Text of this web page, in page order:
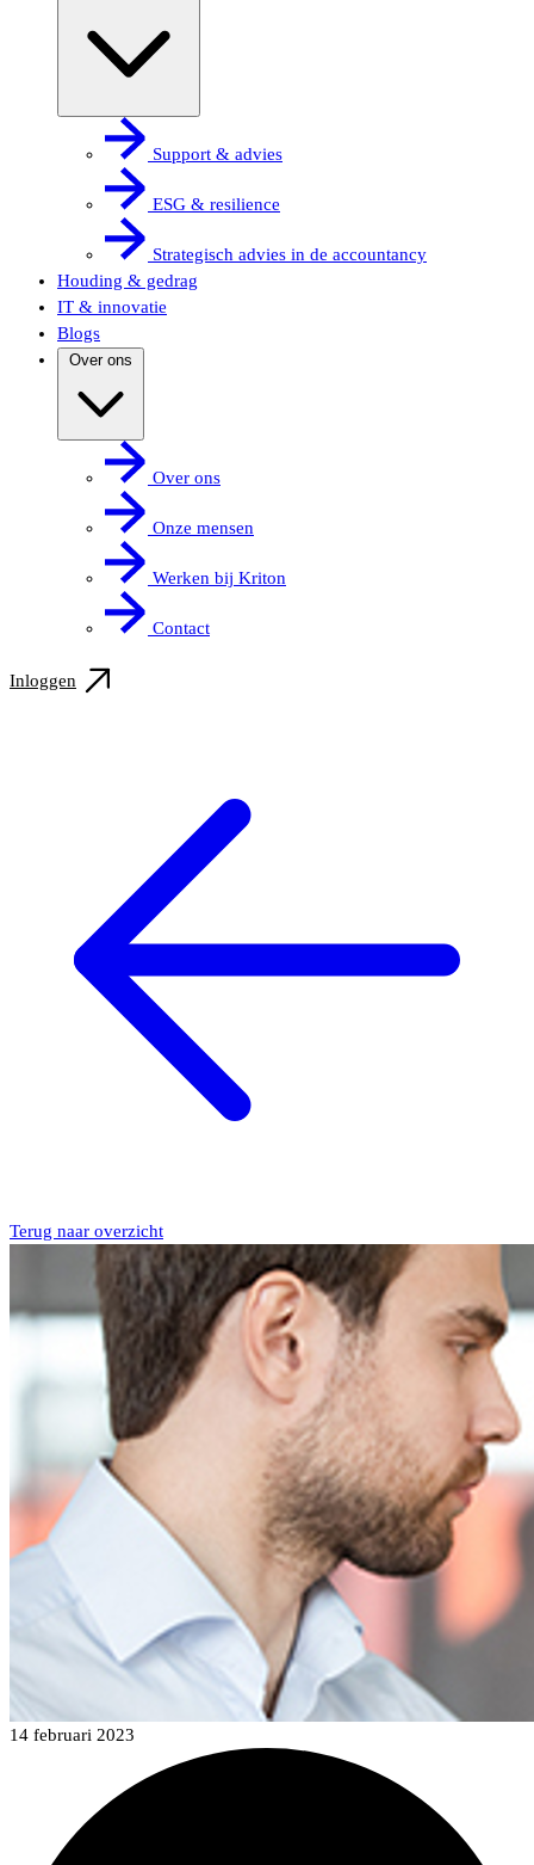
Support & advies
ESG & resilience
Strategisch advies in de accountancy
Houding & gedrag
IT & innovatie
Blogs
Over ons
Over ons
Onze mensen
Werken bij Kriton
Contact
Inloggen
Terug naar overzicht
14 februari 2023